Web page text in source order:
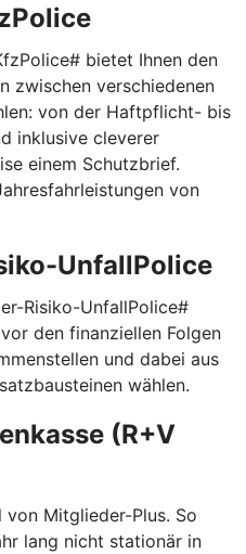
bietet Ihnen den
zwischen verschiedenen
von der Haftpflicht- bis
inklusive cleverer
einem Schutzbrief.
von
UnfallPolice
Risiko-UnfallPolice#
den finanziellen Folgen
und dabei aus
wählen.
(R+V
von Mitglieder-Plus. So
lang nicht stationär in